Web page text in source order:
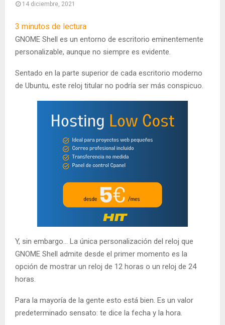
14 diciembre, 2021
3 minutos de lectura
GNOME Shell es un entorno de escritorio eminentemente
personalizable, aunque no siempre es evidente.
Sentado en la parte superior de cada escritorio moderno
de Ubuntu, este reloj titular no podría ser más conspicuo.
Y, sin embargo… La única personalización del reloj que
GNOME Shell admite desde el primer momento es la
opción de mostrar un reloj de 12 horas o un reloj de 24
horas.
Para la mayoría de la gente esto está bien. Es un valor
predeterminado sensato: te dice la fecha y la hora.